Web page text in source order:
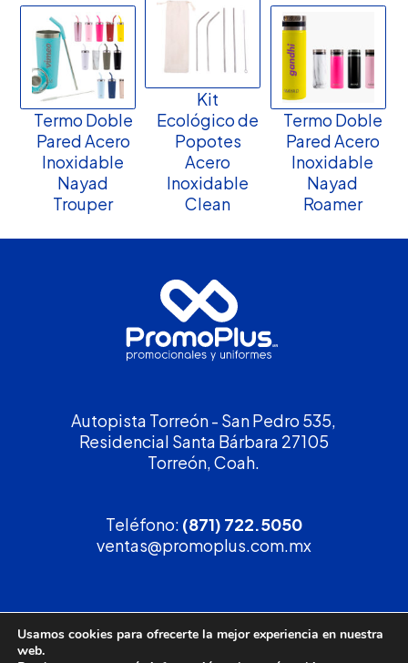
Termo Doble
Pared Acero
Inoxidable
Nayad
Trouper
Kit
Ecológico de
Popotes
Acero
Inoxidable
Clean
Termo Doble
Pared Acero
Inoxidable
Nayad
Roamer
Autopista Torreón - San Pedro 535,
Residencial Santa Bárbara 27105
Torreón, Coah.
Teléfono: (871) 722.5050
ventas@promoplus.com.mx
¡Solicita tucotización!
Usamos cookies para ofrecerte la mejor experiencia en nuestra
web.